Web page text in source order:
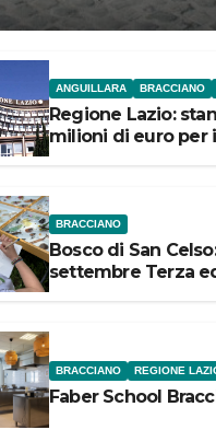
ANGUILLARA BRACCIANO
Regione Lazio:
milioni di euro per
BRACCIANO
Bosco di San
settembre Terza
BRACCIANO REGIONE
Faber School